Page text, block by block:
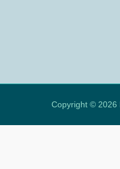
Copyright © 2026